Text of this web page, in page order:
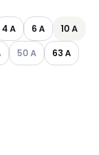
4 A 6 A
10 A
olevat olevat
Katso käytettävissä
50 A 63 A